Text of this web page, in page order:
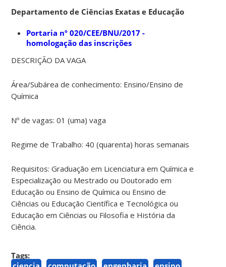
Departamento de Ciências Exatas e Educação
Portaria nº 020/CEE/BNU/2017 -
homologação das inscrições
DESCRIÇÃO DA VAGA
Área/Subárea de conhecimento: Ensino/Ensino de
Química
Nº de vagas: 01 (uma) vaga
Regime de Trabalho: 40 (quarenta) horas semanais
Requisitos: Graduação em Licenciatura em Química e
Especialização ou Mestrado ou Doutorado em
Educação ou Ensino de Química ou Ensino de
Ciências ou Educação Científica e Tecnológica ou
Educação em Ciências ou Filosofia e História da
Ciência.
Tags: